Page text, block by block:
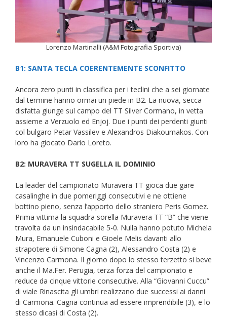
Lorenzo Martinalli (A&M Fotografia Sportiva)
B1: SANTA TECLA COERENTEMENTE SCONFITTO
Ancora zero punti in classifica per i teclini che a sei giornate
dal termine hanno ormai un piede in B2. La nuova, secca
disfatta giunge sul campo del TT Silver Cormano, in vetta
assieme a Verzuolo ed Enjoj. Due i punti dei perdenti giunti
col bulgaro Petar Vassilev e Alexandros Diakoumakos. Con
loro ha giocato Dario Loreto.
B2: MURAVERA TT SUGELLA IL DOMINIO
La leader del campionato Muravera TT gioca due gare
casalinghe in due pomeriggi consecutivi e ne ottiene
bottino pieno, senza l’apporto dello straniero Peris Gomez.
Prima vittima la squadra sorella Muravera TT “B” che viene
travolta da un insindacabile 5-0. Nulla hanno potuto Michela
Mura, Emanuele Cuboni e Gioele Melis davanti allo
strapotere di Simone Cagna (2), Alessandro Costa (2) e
Vincenzo Carmona. Il giorno dopo lo stesso terzetto si beve
anche il Ma.Fer. Perugia, terza forza del campionato e
reduce da cinque vittorie consecutive. Alla “Giovanni Cuccu”
di viale Rinascita gli umbri realizzano due successi ai danni
di Carmona. Cagna continua ad essere imprendibile (3), e lo
stesso dicasi di Costa (2).